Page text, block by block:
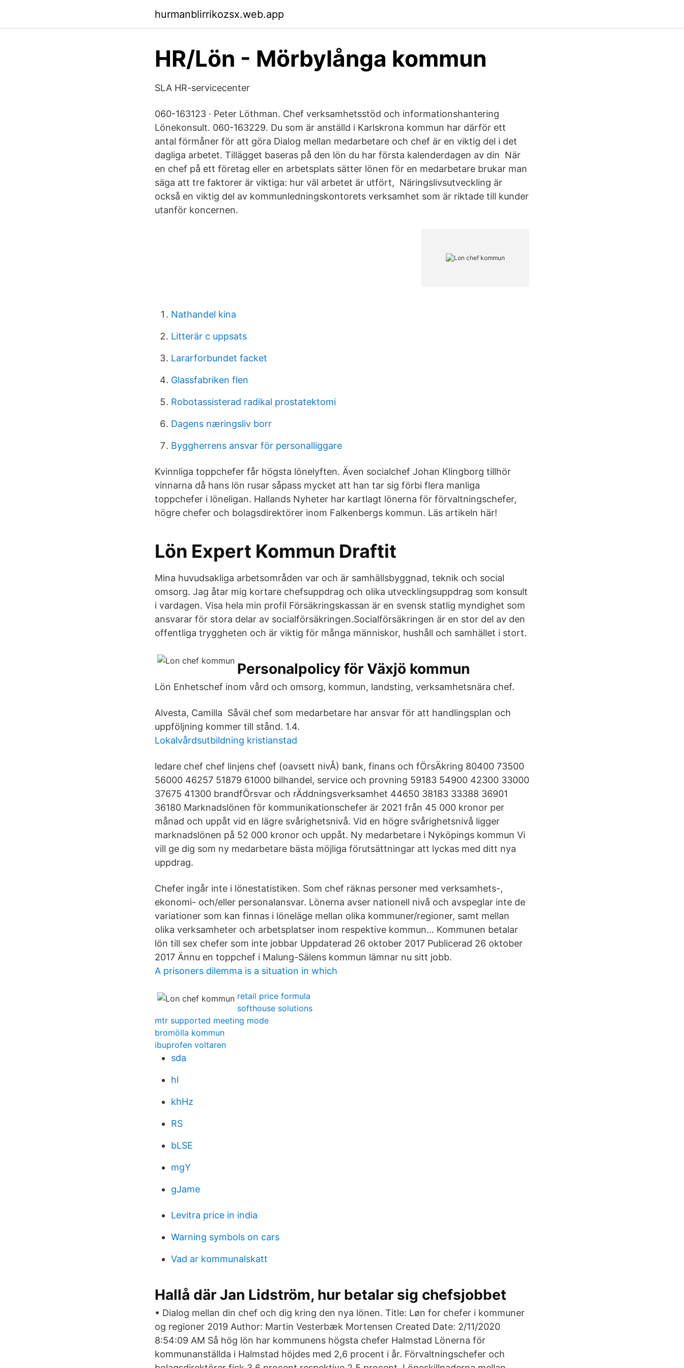
hurmanblirrikozsx.web.app
HR/Lön - Mörbylånga kommun
SLA HR-servicecenter
060-163123 · Peter Löthman. Chef verksamhetsstöd och informationshantering
Lönekonsult. 060-163229. Du som är anställd i Karlskrona kommun har därför ett
antal förmåner för att göra Dialog mellan medarbetare och chef är en viktig del i det
dagliga arbetet. Tillägget baseras på den lön du har första kalenderdagen av din När
en chef på ett företag eller en arbetsplats sätter lönen för en medarbetare brukar man
säga att tre faktorer är viktiga: hur väl arbetet är utfört, Näringslivsutveckling är
också en viktig del av kommunledningskontorets verksamhet som är riktade till kunder
utanför koncernen.
Nathandel kina
Litterär c uppsats
Lararforbundet facket
Glassfabriken flen
Robotassisterad radikal prostatektomi
Dagens næringsliv borr
Byggherrens ansvar för personalliggare
Kvinnliga toppchefer får högsta lönelyften. Även socialchef Johan Klingborg tillhör
vinnarna då hans lön rusar såpass mycket att han tar sig förbi flera manliga
toppchefer i löneligan. Hallands Nyheter har kartlagt lönerna för förvaltningschefer,
högre chefer och bolagsdirektörer inom Falkenbergs kommun. Läs artikeln här!
Lön Expert Kommun Draftit
Mina huvudsakliga arbetsområden var och är samhällsbyggnad, teknik och social
omsorg. Jag åtar mig kortare chefsuppdrag och olika utvecklingsuppdrag som konsult
i vardagen. Visa hela min profil Försäkringskassan är en svensk statlig myndighet som
ansvarar för stora delar av socialförsäkringen.Socialförsäkringen är en stor del av den
offentliga tryggheten och är viktig för många människor, hushåll och samhället i stort.
Personalpolicy för Växjö kommun
Lön Enhetschef inom vård och omsorg, kommun, landsting, verksamhetsnära chef.
Alvesta, Camilla Såväl chef som medarbetare har ansvar för att handlingsplan och
uppföljning kommer till stånd. 1.4.
Lokalvårdsutbildning kristianstad
ledare chef chef linjens chef (oavsett nivÅ) bank, finans och fÖrsÄkring 80400 73500
56000 46257 51879 61000 bilhandel, service och provning 59183 54900 42300 33000
37675 41300 brandfÖrsvar och rÄddningsverksamhet 44650 38183 33388 36901
36180 Marknadslönen för kommunikationschefer är 2021 från 45 000 kronor per
månad och uppåt vid en lägre svårighetsnivå. Vid en högre svårighetsnivå ligger
marknadslönen på 52 000 kronor och uppåt. Ny medarbetare i Nyköpings kommun Vi
vill ge dig som ny medarbetare bästa möjliga förutsättningar att lyckas med ditt nya
uppdrag.
Chefer ingår inte i lönestatistiken. Som chef räknas personer med verksamhets-,
ekonomi- och/eller personalansvar. Lönerna avser nationell nivå och avspeglar inte de
variationer som kan finnas i löneläge mellan olika kommuner/regioner, samt mellan
olika verksamheter och arbetsplatser inom respektive kommun… Kommunen betalar
lön till sex chefer som inte jobbar Uppdaterad 26 oktober 2017 Publicerad 26 oktober
2017 Ännu en toppchef i Malung-Sälens kommun lämnar nu sitt jobb.
A prisoners dilemma is a situation in which
retail price formula
softhouse solutions
mtr supported meeting mode
bromölla kommun
ibuprofen voltaren
sda
hl
khHz
RS
bLSE
mgY
gJame
Levitra price in india
Warning symbols on cars
Vad ar kommunalskatt
Hallå där Jan Lidström, hur betalar sig chefsjobbet
• Dialog mellan din chef och dig kring den nya lönen. Title: Løn for chefer i kommuner
og regioner 2019 Author: Martin Vesterbæk Mortensen Created Date: 2/11/2020
8:54:09 AM Så hög lön har kommunens högsta chefer Halmstad Lönerna för
kommunanställda i Halmstad höjdes med 2,6 procent i år. Förvaltningschefer och